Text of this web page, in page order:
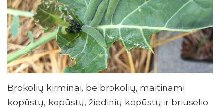
Brokolių kirminai, be brokolių, maitinami
kopūstų, kopūstų, žiedinių kopūstų ir briuselio